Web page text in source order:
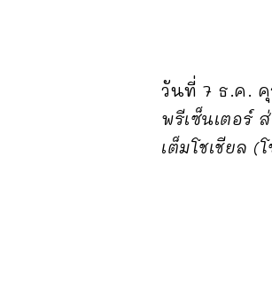
วันที่ 7 ธ.ค. คุ
พรีเซ็นเตอร์
เต็มโชเชียล (